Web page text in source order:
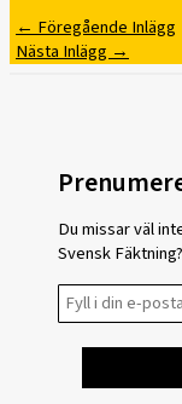
← Föregående Inlägg
Nästa Inlägg →
Du missar väl
Svensk Fäktning?